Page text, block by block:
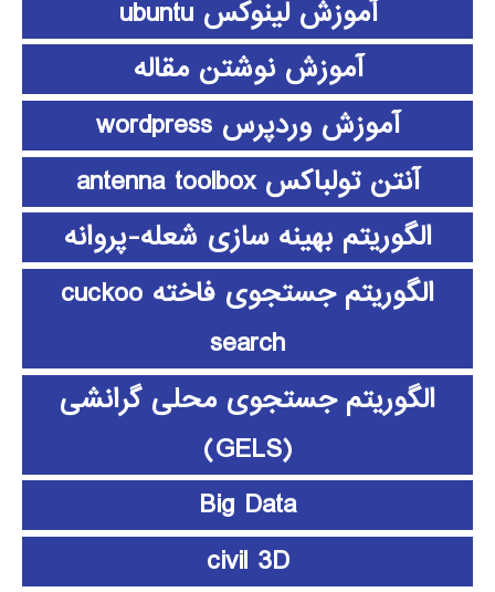
آموزش لینوکس ubuntu
آموزش نوشتن مقاله
آموزش وردپرس wordpress
آنتن تولباکس antenna toolbox
الگوریتم بهینه سازی شعله-پروانه
الگوریتم جستجوی فاخته cuckoo
search
الگوریتم جستجوی محلی گرانشی
(GELS)
Big Data
civil 3D